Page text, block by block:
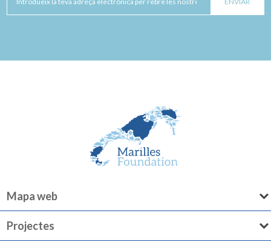
Mapa web
Projectes